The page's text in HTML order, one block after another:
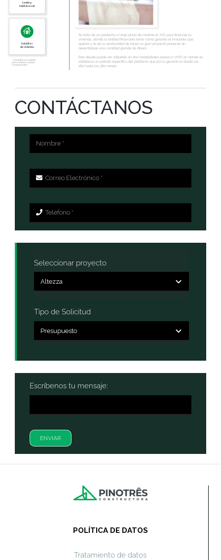
Leasing
habitacional
Subsidios
de vivienda
* Consulta a tu asesor
para resolver dudas
e inquietudes.
Se trata de un préstamo a largo plazo de máximo el 70% para financiar tu
vivienda, donde la entidad financiera toma como garantía el inmueble que
quieres y te da la oportunidad de iniciar un gran proyecto personal sin
desembolsar una cantidad grande de dinero.
Esta deuda puede ser adquirida en dos modalidades (pesos o UVR); en donde se
establece un período específico del préstamo que por lo general es desde los
180 hasta los 360 meses.
CONTÁCTANOS
Seleccionar proyecto
Tipo de Solicitud
Escríbenos tu mensaje:
ENVIAR
POLÍTICA DE DATOS
Tratamiento de datos